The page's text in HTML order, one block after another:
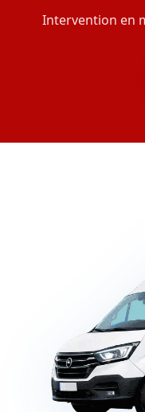
Intervention en